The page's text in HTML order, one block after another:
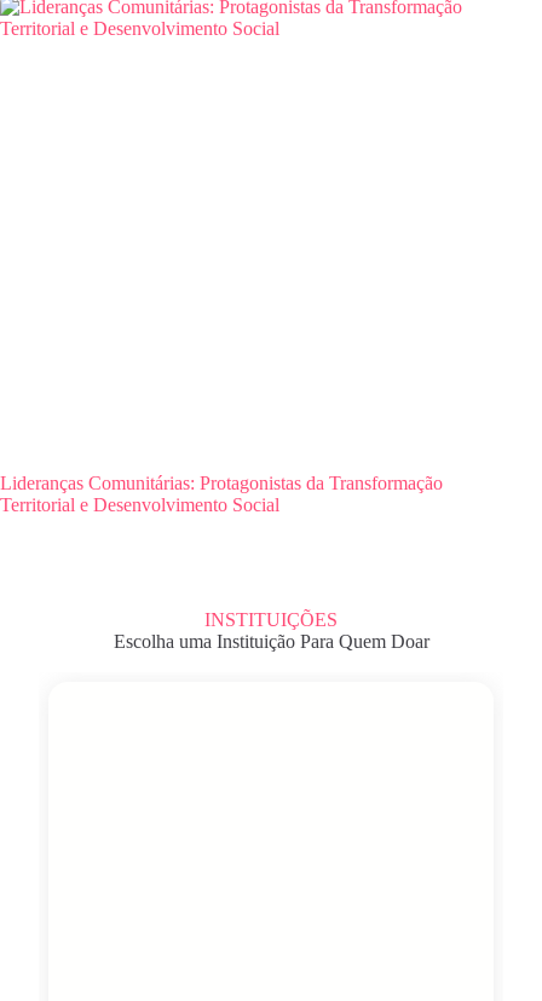
Lideranças Comunitárias: Protagonistas da Transformação
Territorial e Desenvolvimento Social
INSTITUIÇÕES
Escolha uma Instituição Para Quem Doar